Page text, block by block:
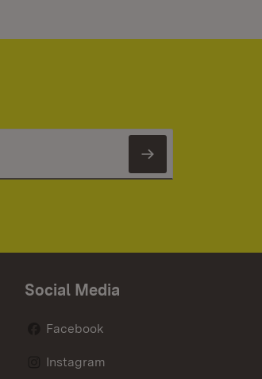
Newsletter
Social Media
Facebook
Instagram